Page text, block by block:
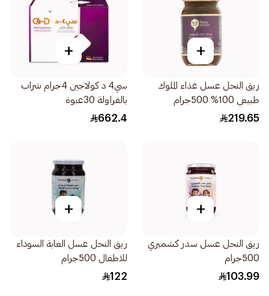
+
ريق النحل عسل غذاء الملوك
طبيعي 100% 500جرام
219.65
+
سي4 د كولاجين 4جرام شراب
بالفراولة 30عبوة
662.4
+
ريق النحل عسل سدر كشميري
500جرام
103.99
+
ريق النحل عسل الغابة السوداء
للاطفال 500جرام
122